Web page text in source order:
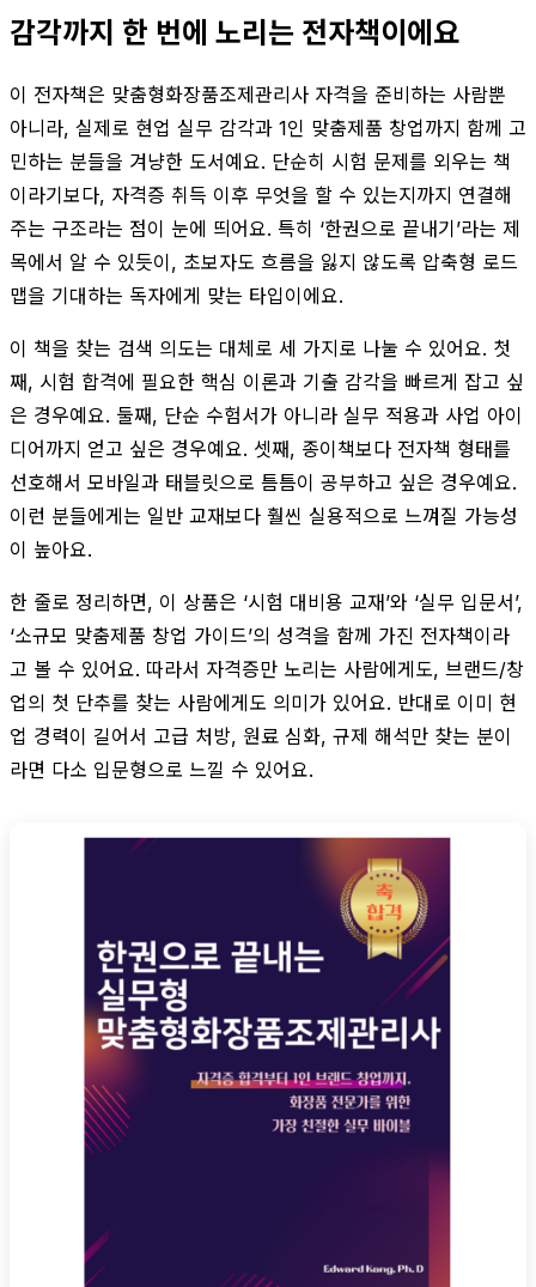
감각까지 한 번에 노리는 전자책이에요
이 전자책은 맞춤형화장품조제관리사 자격을 준비하는 사람뿐
아니라, 실제로 현업 실무 감각과 1인 맞춤제품 창업까지 함께 고
민하는 분들을 겨냥한 도서예요. 단순히 시험 문제를 외우는 책
이라기보다, 자격증 취득 이후 무엇을 할 수 있는지까지 연결해
주는 구조라는 점이 눈에 띄어요. 특히 ‘한권으로 끝내기’라는 제
목에서 알 수 있듯이, 초보자도 흐름을 잃지 않도록 압축형 로드
맵을 기대하는 독자에게 맞는 타입이에요.
이 책을 찾는 검색 의도는 대체로 세 가지로 나눌 수 있어요. 첫
째, 시험 합격에 필요한 핵심 이론과 기출 감각을 빠르게 잡고 싶
은 경우예요. 둘째, 단순 수험서가 아니라 실무 적용과 사업 아이
디어까지 얻고 싶은 경우예요. 셋째, 종이책보다 전자책 형태를
선호해서 모바일과 태블릿으로 틈틈이 공부하고 싶은 경우예요.
이런 분들에게는 일반 교재보다 훨씬 실용적으로 느껴질 가능성
이 높아요.
한 줄로 정리하면, 이 상품은 ‘시험 대비용 교재’와 ‘실무 입문서’,
‘소규모 맞춤제품 창업 가이드’의 성격을 함께 가진 전자책이라
고 볼 수 있어요. 따라서 자격증만 노리는 사람에게도, 브랜드/창
업의 첫 단추를 찾는 사람에게도 의미가 있어요. 반대로 이미 현
업 경력이 길어서 고급 처방, 원료 심화, 규제 해석만 찾는 분이
라면 다소 입문형으로 느낄 수 있어요.